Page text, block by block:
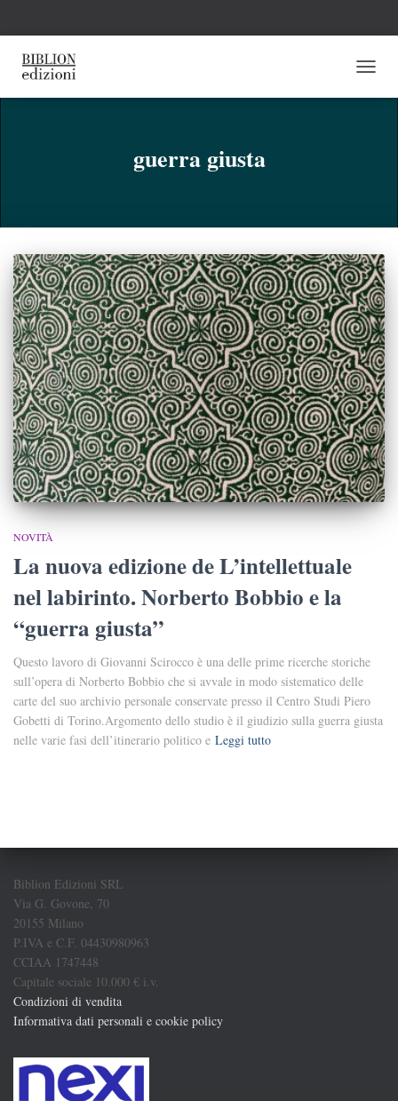
guerra giusta
NOVITÀ
La nuova edizione de L’intellettuale
nel labirinto. Norberto Bobbio e la
“guerra giusta”
Questo lavoro di Giovanni Scirocco è una delle prime ricerche storiche
sull’opera di Norberto Bobbio che si avvale in modo sistematico delle
carte del suo archivio personale conservate presso il Centro Studi Piero
Gobetti di Torino.Argomento dello studio è il giudizio sulla guerra giusta
nelle varie fasi dell’itinerario politico e Leggi tutto
Biblion Edizioni SRL
Via G. Govone, 70
20155 Milano
P.IVA e C.F. 04430980963
CCIAA 1747448
Capitale sociale 10.000 € i.v.
Condizioni di vendita
Informativa dati personali e cookie policy